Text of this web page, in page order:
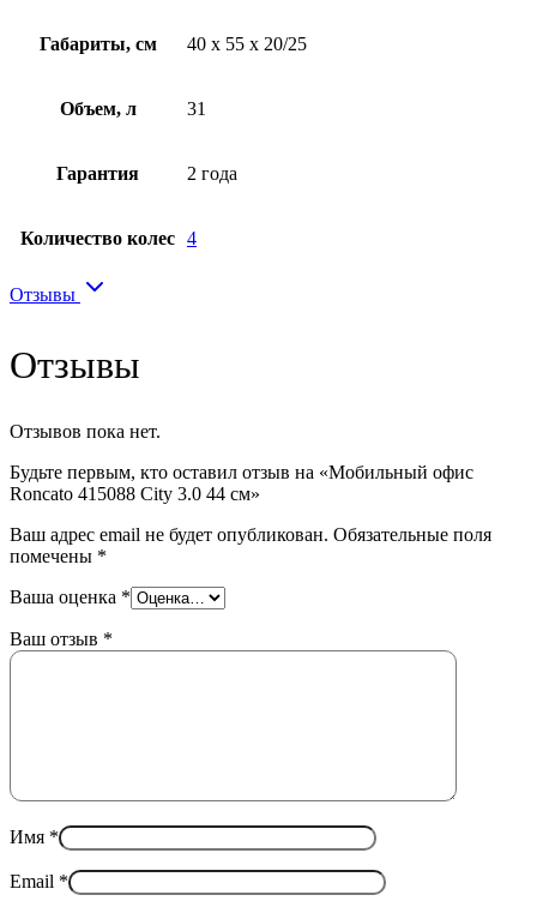
Габариты, см 40 x 55 x 20/25
Объем, л 31
Гарантия 2 года
Количество колес 4
Отзывы
Отзывы
Отзывов пока нет.
Будьте первым, кто оставил отзыв на «Мобильный офис
Roncato 415088 City 3.0 44 см»
Ваш адрес email не будет опубликован. Обязательные поля
помечены *
Ваша оценка *
Ваш отзыв *
Имя *
Email *